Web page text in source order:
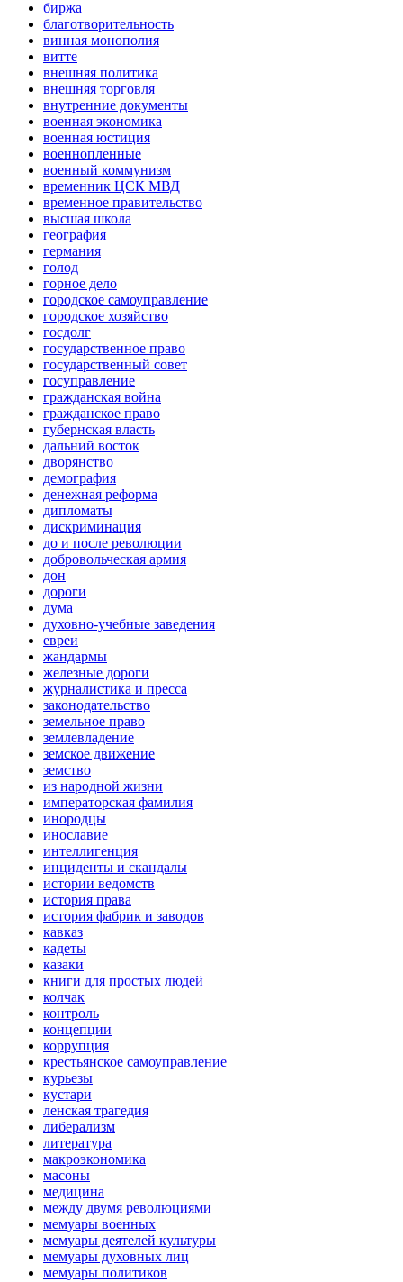
биржа
благотворительность
винная монополия
витте
внешняя политика
внешняя торговля
внутренние документы
военная экономика
военная юстиция
военнопленные
военный коммунизм
временник ЦСК МВД
временное правительство
высшая школа
география
германия
голод
горное дело
городское самоуправление
городское хозяйство
госдолг
государственное право
государственный совет
госуправление
гражданская война
гражданское право
губернская власть
дальний восток
дворянство
демография
денежная реформа
дипломаты
дискриминация
до и после революции
добровольческая армия
дон
дороги
дума
духовно-учебные заведения
евреи
жандармы
железные дороги
журналистика и пресса
законодательство
земельное право
землевладение
земское движение
земство
из народной жизни
императорская фамилия
инородцы
инославие
интеллигенция
инциденты и скандалы
истории ведомств
история права
история фабрик и заводов
кавказ
кадеты
казаки
книги для простых людей
колчак
контроль
концепции
коррупция
крестьянское самоуправление
курьезы
кустари
ленская трагедия
либерализм
литература
макроэкономика
масоны
медицина
между двумя революциями
мемуары военных
мемуары деятелей культуры
мемуары духовных лиц
мемуары политиков